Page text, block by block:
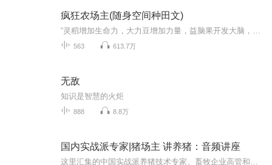
疯狂农场主(随身空间种田文)
563 613.7万
无敌
知识是智慧的火炬
888 8.8万
国内实战派专家|猪场主 讲养猪：音频讲座